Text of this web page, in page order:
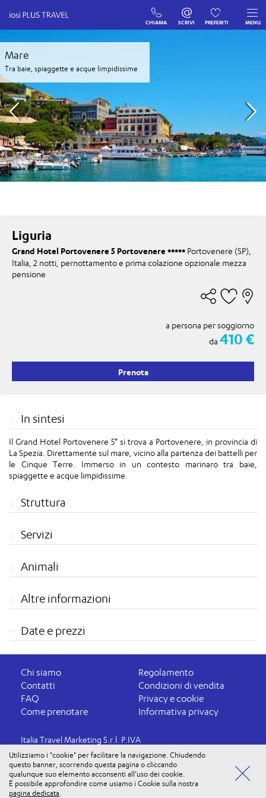
CHIAMA SCRIVI PREFERITI MENU
Mare
Tra baie, spiaggette e acque limpidissime
Liguria
Grand Hotel Portovenere 5 Portovenere
Portovenere (SP),
Italia, 2 notti, pernottamento e prima colazione opzionale mezza
pensione
a persona per soggiorno
da 410 €
Prenota
In sintesi
Il Grand Hotel Portovenere 5* si trova a Portovenere, in provincia di
La Spezia. Direttamente sul mare, vicino alla partenza dei battelli per
le Cinque Terre. Immerso in un contesto marinaro tra baie,
spiaggette e acque limpidissime.
Struttura
Servizi
Animali
Altre informazioni
Date e prezzi
Vuoi usufruire di tutti i vantaggi di iosi PLUS? Accedi alla
tua Area Personale
Chi siamo
Contatti
FAQ
Come prenotare
Regolamento
Condizioni di vendita
Privacy e cookie
Informativa privacy
Italia Travel Marketing S.r.l. P.IVA
03816060234
Aut. Prov. VR 4737/10 - 15/09/2010
Polizza Ass. n. 177765037
Utilizziamo i "cookie" per facilitare la navigazione. Chiudendo
questo banner, scorrendo questa pagina o cliccando
qualunque suo elemento acconsenti all’uso dei cookie.
È possibile approfondire come usiamo i Cookie sulla nostra
pagina dedicata.